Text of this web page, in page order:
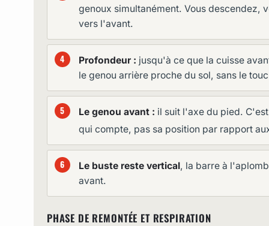
genoux simultanément. Vous descendez,
vers l'avant.
Profondeur : jusqu'à ce que la cuisse
le genou arrière proche du sol, sans le
Le genou avant : il suit l'axe du pied.
qui compte, pas sa position par rapport
Le buste reste vertical, la barre à
avant.
PHASE DE REMONTÉE ET RESPIRATION